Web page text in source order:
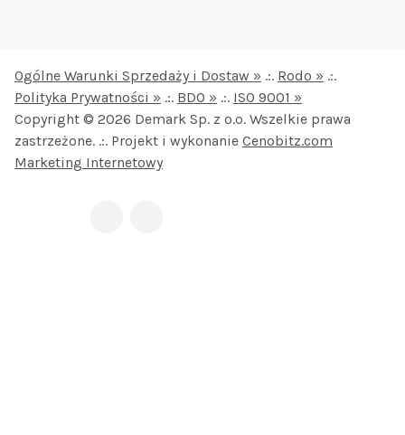
Ogólne Warunki Sprzedaży i Dostaw » .:. Rodo » .:.
Polityka Prywatności » .:. BDO » .:. ISO 9001 »
Copyright © 2026 Demark Sp. z o.o. Wszelkie prawa
zastrzeżone. .:. Projekt i wykonanie Cenobitz.com
Marketing Internetowy